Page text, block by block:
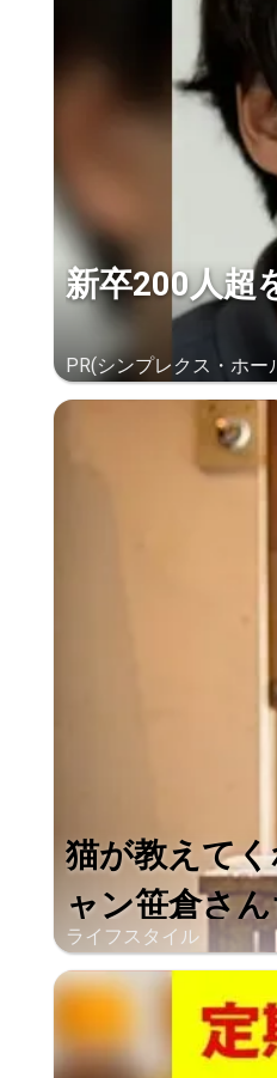
新卒200人超
PR(シンプレクス・ホー
猫が教えて
ャン笹倉さ
ライフスタイル